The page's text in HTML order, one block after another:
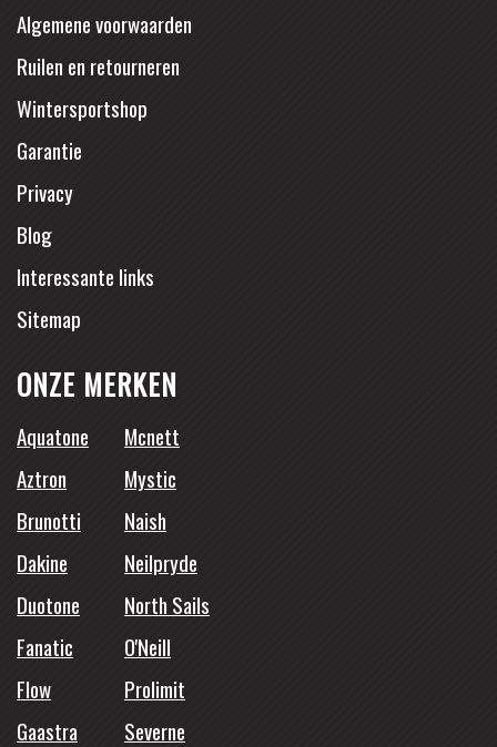
Algemene voorwaarden
Ruilen en retourneren
Wintersportshop
Garantie
Privacy
Blog
Interessante links
Sitemap
ONZE MERKEN
Aquatone
Mcnett
Aztron
Mystic
Brunotti
Naish
Dakine
Neilpryde
Duotone
North Sails
Fanatic
O'Neill
Flow
Prolimit
Gaastra
Severne